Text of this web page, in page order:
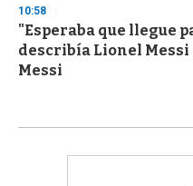
10:58
"Esperaba que llegue
describía Lionel Messi
Messi